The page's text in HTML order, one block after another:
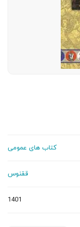
کتاب های عمومی
ققنوس
1401